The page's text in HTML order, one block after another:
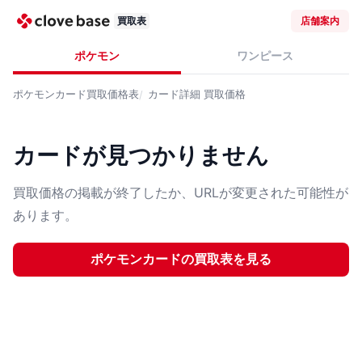
買取表 店舗案内
ポケモン ワンピース
ポケモンカード買取価格表 カード詳細 買取価格
カードが見つかりません
買取価格の掲載が終了したか、URLが変更された可能性が
あります。
ポケモンカードの買取表を見る